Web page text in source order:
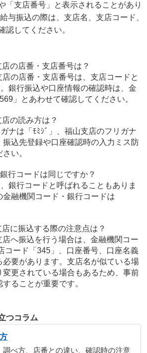
「支店番号」と表示されることがあり
与振込の際は、支店名、支店コード、
認してください。
の店番・支店番号は？
店の店番・支店番号は、支店コードと
銀行振込や口座情報の確認時は、金
」とあわせて確認してください。
の読み方は？
ナは「ﾓﾐｼﾞ」、福山支店のフリガナ
振込先登録や口座確認時の入力ミス防
い。
行コードは同じですか？
銀行コードと呼ばれることもありま
金融機関コード・銀行コードは
に振込する際の注意点は？
店へ振込を行う場合は、金融機関コー
コード「345」、口座番号、口座名義
必要があります。支店名が似ている場
変更されている場合もあるため、事前
ることが重要です。
つコラム
調べ方、店番との違い、確認時の注意